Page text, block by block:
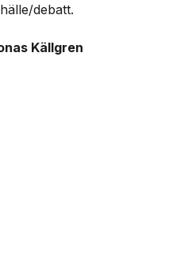
debatt.
Källgren